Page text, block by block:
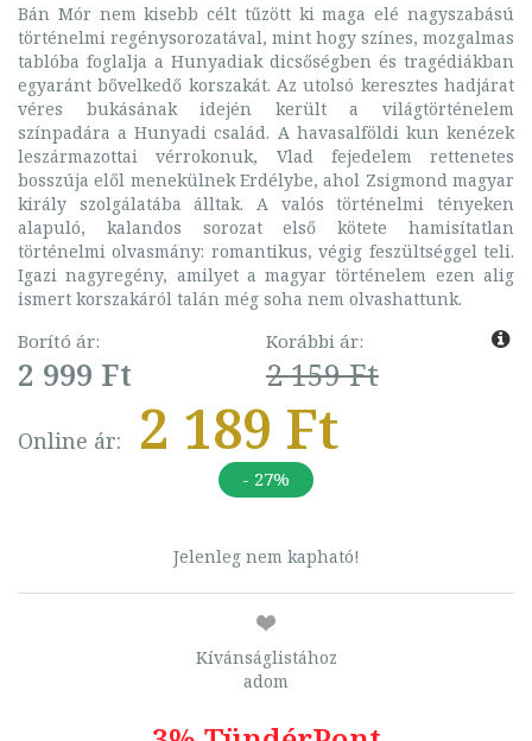
Bán Mór nem kisebb célt tűzött ki maga elé nagyszabású
történelmi regénysorozatával, mint hogy színes, mozgalmas
tablóba foglalja a Hunyadiak dicsőségben és tragédiákban
egyaránt bővelkedő korszakát. Az utolsó keresztes hadjárat
véres bukásának idején került a világtörténelem
színpadára a Hunyadi család. A havasalföldi kun kenézek
leszármazottai vérrokonuk, Vlad fejedelem rettenetes
bosszúja elől menekülnek Erdélybe, ahol Zsigmond magyar
király szolgálatába álltak. A valós történelmi tényeken
alapuló, kalandos sorozat első kötete hamisítatlan
történelmi olvasmány: romantikus, végig feszültséggel teli.
Igazi nagyregény, amilyet a magyar történelem ezen alig
ismert korszakáról talán még soha nem olvashattunk.
Borító ár:
2 999 Ft
Korábbi ár:
2 159 Ft
Online ár: 2 189 Ft
- 27%
Jelenleg nem kapható!
Kívánságlistához
adom